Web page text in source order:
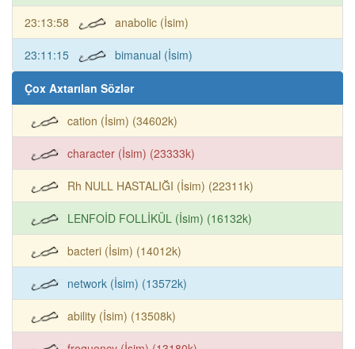
23:13:58 anabolic (İsim)
23:11:15 bimanual (İsim)
Çox Axtarılan Sözlər
cation (İsim) (34602k)
character (İsim) (23333k)
Rh NULL HASTALIĞI (İsim) (22311k)
LENFOİD FOLLİKÜL (İsim) (16132k)
bacteri (İsim) (14012k)
network (İsim) (13572k)
ability (İsim) (13508k)